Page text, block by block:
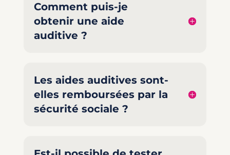
Comment puis-je
obtenir une aide
auditive ?
Les aides auditives sont-
elles remboursées par la
sécurité sociale ?